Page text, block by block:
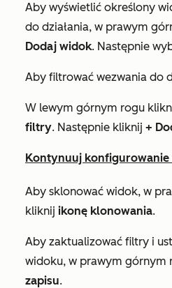
Aby wyświetlić określony
do działania, w prawym
Dodaj widok. Następnie
Aby filtrować wezwania do
W lewym górnym rogu
filtry. Następnie kliknij +
Kontynuuj
Aby sklonować widok, w
kliknij ikonę klonowania.
Aby zaktualizować filtry i
widoku, w prawym górnym
zapisu.